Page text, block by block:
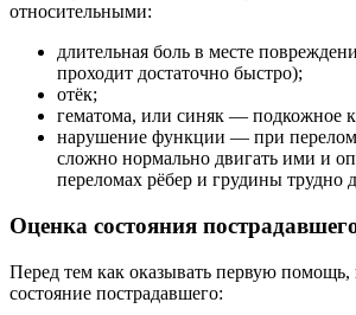
относительными:
длительная боль в месте
проходит достаточно быстро);
отёк;
гематома, или синяк — подкожное
нарушение функции — при
сложно нормально двигать ими и
переломах рёбер и грудины трудно
Оценка состояния
Перед тем как оказывать первую помощь,
состояние пострадавшего: